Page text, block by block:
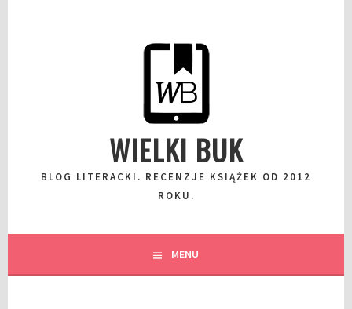
WIELKI BUK
BLOG LITERACKI. RECENZJE KSIĄŻEK OD 2012
ROKU.
MENU